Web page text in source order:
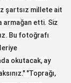
şartsız millete ait
armağan etti. Siz
Bu fotoğrafı
okutacak, ay
"Toprağı,